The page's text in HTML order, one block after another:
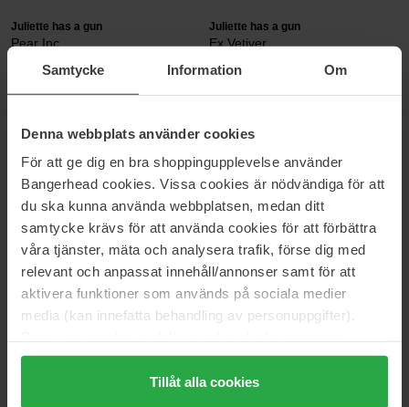
Samtycke Information Om
Denna webbplats använder cookies
För att ge dig en bra shoppingupplevelse använder
Bangerhead cookies. Vissa cookies är nödvändiga för att
du ska kunna använda webbplatsen, medan ditt
samtycke krävs för att använda cookies för att förbättra
våra tjänster, mäta och analysera trafik, förse dig med
relevant och anpassat innehåll/annonser samt för att
aktivera funktioner som används på sociala medier
media (kan innefatta behandling av personuppgifter).
Genom att trycka på "Tillåt alla cookies" accepterar du
alla cookies, medan du under "Detaljer" kan anpassa
användningen av cookies. Du kan när som helst återkalla
Tillåt alla cookies
Juliette has a gun
Pear Inc.
Juliette has a gun
Ex Vetiver
Juliette has a gun
Juliette
100 ml
1 149 kr
Juliette has a gun
Lady Vengeance
Value Pack
1 060 kr
Normalpris 1 178 kr
Juliette has a gun
Not Superdose
7,5 ml
279 kr
Juliette has a gun
Juliette
Value Pack
1 060 kr
Juliette has a gun
Lust For Sun